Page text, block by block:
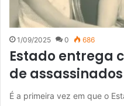
1/09/2025 0 686
Estado entrega
de
É a primeira vez em que o